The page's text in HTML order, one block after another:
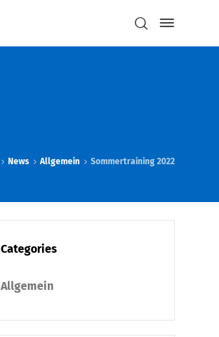
News Allgemein Sommertraining 2022
Categories
Allgemein